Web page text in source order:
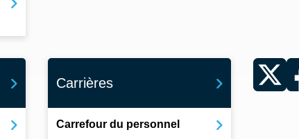
Carrières
Carrefour du personnel
Twitter